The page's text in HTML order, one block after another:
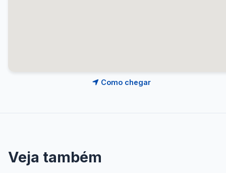
Como chegar
Veja também